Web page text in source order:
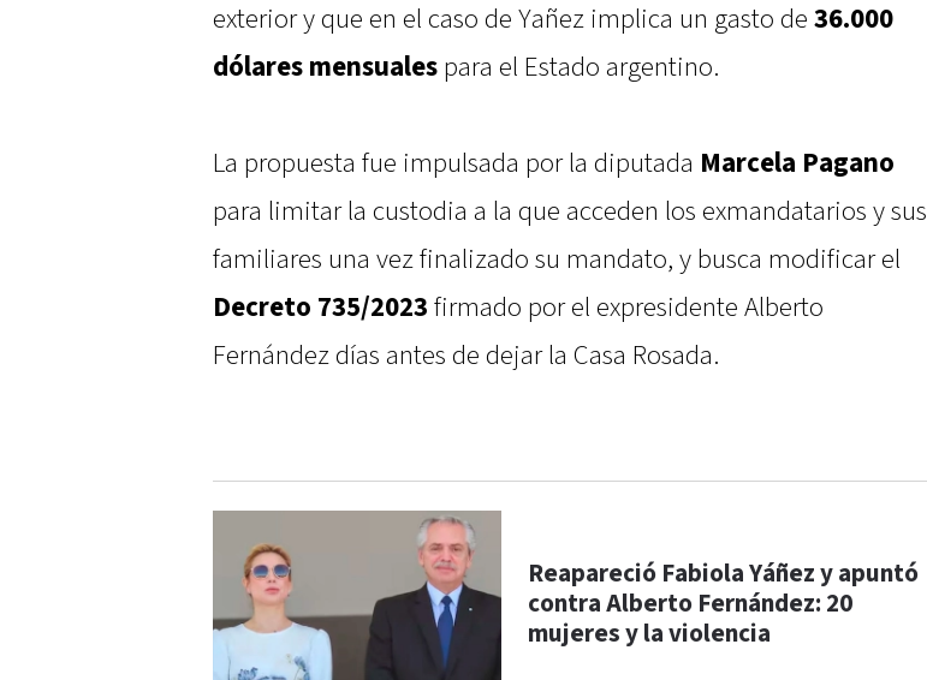
exterior y que en el caso de Yañez implica un gasto de 36.000
dólares mensuales para el Estado argentino.
La propuesta fue impulsada por la diputada Marcela Pagano
para limitar la custodia a la que acceden los exmandatarios y sus
familiares una vez finalizado su mandato, y busca modificar el
Decreto 735/2023 firmado por el expresidente Alberto
Fernández días antes de dejar la Casa Rosada.
Reapareció Fabiola Yáñez y apuntó
contra Alberto Fernández: 20
mujeres y la violencia